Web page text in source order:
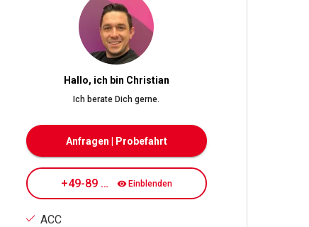
Hallo, ich bin Christian
Ich berate Dich gerne.
Anfragen | Probefahrt
+49-89 7080 84 170 Einblenden
ACC